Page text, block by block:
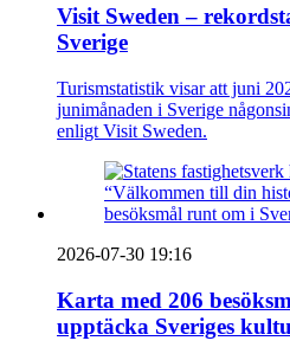
Visit Sweden –
Sverige
Turismstatistik visar att juni
junimånaden i Sverige
enligt Visit Sweden.
2026-07-30 19:16
Karta med 206
upptäcka Sveriges